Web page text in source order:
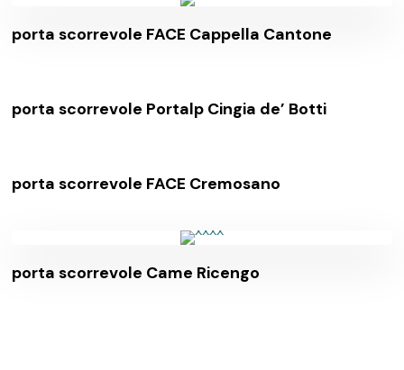
porta scorrevole FACE Cappella Cantone
porta scorrevole Portalp Cingia de’ Botti
porta scorrevole FACE Cremosano
porta scorrevole Came Ricengo